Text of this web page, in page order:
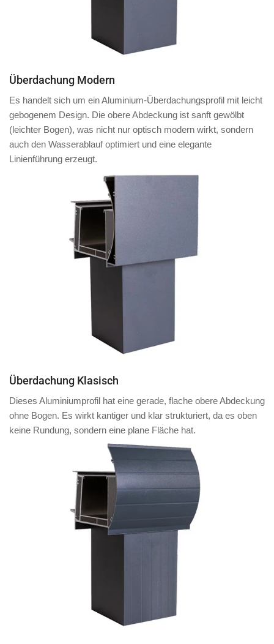
Überdachung Modern
Es handelt sich um ein Aluminium-Überdachungsprofil mit leicht
gebogenem Design. Die obere Abdeckung ist sanft gewölbt
(leichter Bogen), was nicht nur optisch modern wirkt, sondern
auch den Wasserablauf optimiert und eine elegante
Linienführung erzeugt.
Überdachung Klasisch
Dieses Aluminiumprofil hat eine gerade, flache obere Abdeckung
ohne Bogen. Es wirkt kantiger und klar strukturiert, da es oben
keine Rundung, sondern eine plane Fläche hat.